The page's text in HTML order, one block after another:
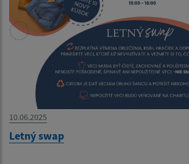
10.06.2025
Letný swap